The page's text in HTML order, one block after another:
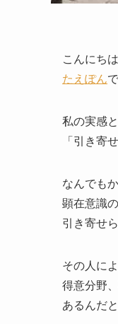
こんにちは
たえぽん
私の実感
「引き寄
なんでも
顕在意識
引き寄せ
その人に
得意分野
あるんだ